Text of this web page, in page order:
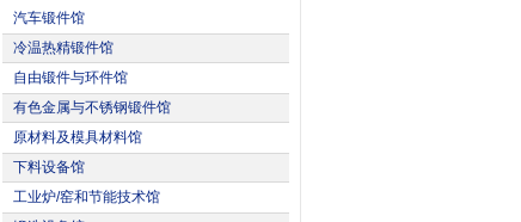
汽车锻件馆
冷温热精锻件馆
自由锻件与环件馆
有色金属与不锈钢锻件馆
原材料及模具材料馆
下料设备馆
工业炉/窑和节能技术馆